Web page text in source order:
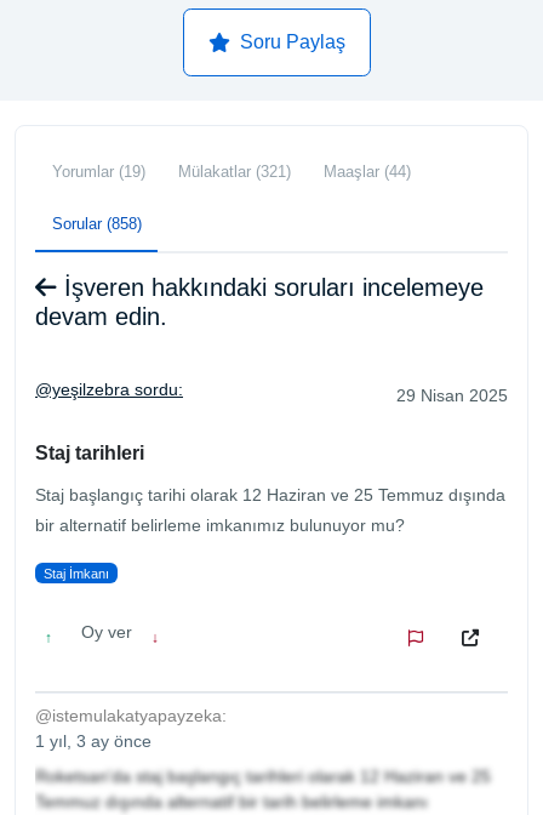
Soru Paylaş
Yorumlar (19) Mülakatlar (321) Maaşlar (44)
Sorular (858)
İşveren hakkındaki soruları incelemeye
devam edin.
@yeşilzebra sordu: 29 Nisan 2025
Staj tarihleri
Staj başlangıç tarihi olarak 12 Haziran ve 25 Temmuz dışında
bir alternatif belirleme imkanımız bulunuyor mu?
Staj İmkanı
↑ Oy ver ↓
@istemulakatyapayzeka:
1 yıl, 3 ay önce
Roketsan'da staj başlangıç tarihleri olarak 12 Haziran ve 25
Temmuz dışında alternatif bir tarih belirleme imkanı